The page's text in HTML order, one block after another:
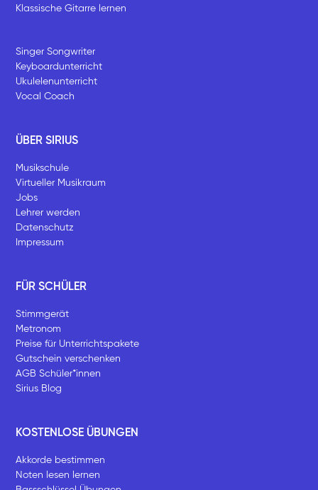
Klassische Gitarre lernen
Singer Songwriter
Keyboardunterricht
Ukulelenunterricht
Vocal Coach
ÜBER SIRIUS
Musikschule
Virtueller Musikraum
Jobs
Lehrer werden
Datenschutz
Impressum
FÜR SCHÜLER
Stimmgerät
Metronom
Preise für Unterrichtspakete
Gutschein verschenken
AGB Schüler*innen
Sirius Blog
KOSTENLOSE ÜBUNGEN
Akkorde bestimmen
Noten lesen lernen